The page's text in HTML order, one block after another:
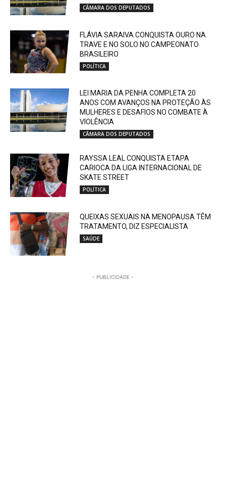
CÂMARA DOS DEPUTADOS
FLÁVIA SARAIVA CONQUISTA OURO NA
TRAVE E NO SOLO NO CAMPEONATO
BRASILEIRO
POLÍTICA
LEI MARIA DA PENHA COMPLETA 20
ANOS COM AVANÇOS NA PROTEÇÃO ÀS
MULHERES E DESAFIOS NO COMBATE À
VIOLÊNCIA
CÂMARA DOS DEPUTADOS
RAYSSA LEAL CONQUISTA ETAPA
CARIOCA DA LIGA INTERNACIONAL DE
SKATE STREET
POLÍTICA
QUEIXAS SEXUAIS NA MENOPAUSA TÊM
TRATAMENTO, DIZ ESPECIALISTA
SAÚDE
- PUBLICIDADE -